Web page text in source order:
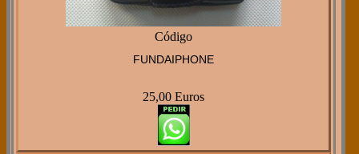
Código
FUNDAIPHONE
25,00 Euros